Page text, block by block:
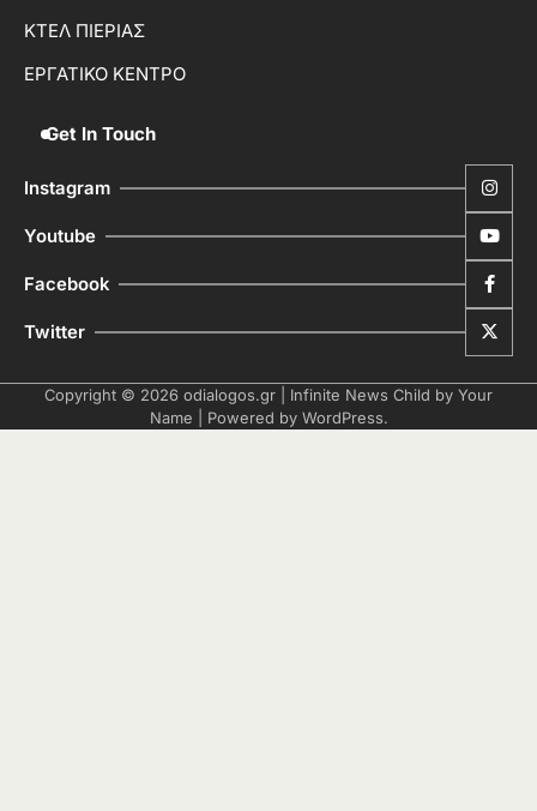
ΚΤΕΛ ΠΙΕΡΙΑΣ
ΕΡΓΑΤΙΚΟ ΚΕΝΤΡΟ
Get In Touch
Instagram
Youtube
Facebook
Twitter
Copyright © 2026 odialogos.gr | Infinite News Child by Your
Name | Powered by WordPress.